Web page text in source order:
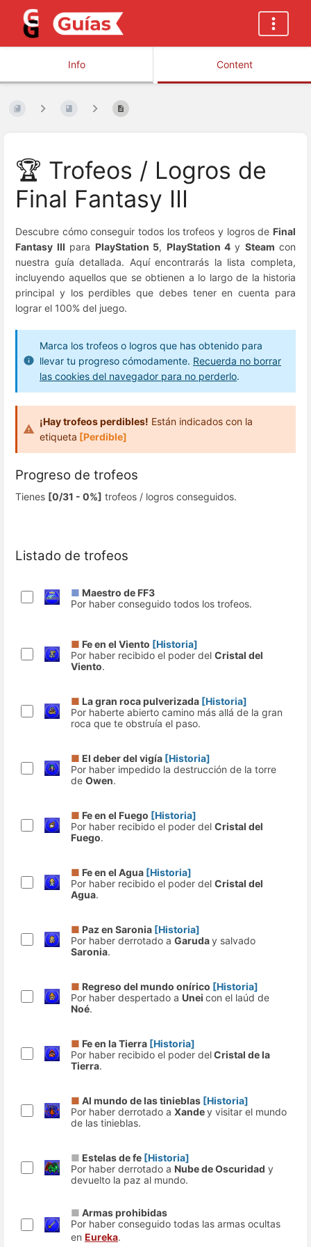
Info Content
🏆 Trofeos / Logros de
Final Fantasy III
Descubre cómo conseguir todos los trofeos y logros de Final
Fantasy III para PlayStation 5, PlayStation 4 y Steam con
nuestra guía detallada. Aquí encontrarás la lista completa,
incluyendo aquellos que se obtienen a lo largo de la historia
principal y los perdibles que debes tener en cuenta para
lograr el 100% del juego.
Marca los trofeos o logros que has obtenido para
llevar tu progreso cómodamente. Recuerda no borrar
las cookies del navegador para no perderlo.
¡Hay trofeos perdibles! Están indicados con la
etiqueta [Perdible]
Progreso de trofeos
Tienes [0/31 - 0%] trofeos / logros conseguidos.
Listado de trofeos
■ Maestro de FF3
Por haber conseguido todos los trofeos.
■ Fe en el Viento [Historia]
Por haber recibido el poder del Cristal del
Viento.
■ La gran roca pulverizada [Historia]
Por haberte abierto camino más allá de la gran
roca que te obstruía el paso.
■ El deber del vigía [Historia]
Por haber impedido la destrucción de la torre
de Owen.
■ Fe en el Fuego [Historia]
Por haber recibido el poder del Cristal del
Fuego.
■ Fe en el Agua [Historia]
Por haber recibido el poder del Cristal del
Agua.
■ Paz en Saronia [Historia]
Por haber derrotado a Garuday salvado
Saronia.
■ Regreso del mundo onírico [Historia]
Por haber despertado a Unei con el laúd de
Noé.
■ Fe en la Tierra [Historia]
Por haber recibido el poder delCristal de la
Tierra.
■ Al mundo de las tinieblas [Historia]
Por haber derrotado a Xandey visitar el mundo
de las tinieblas.
■ Estelas de fe [Historia]
Por haber derrotado a Nube de Oscuridad y
devuelto la paz al mundo.
■ Armas prohibidas
Por haber conseguido todas las armas ocultas
en Eureka.